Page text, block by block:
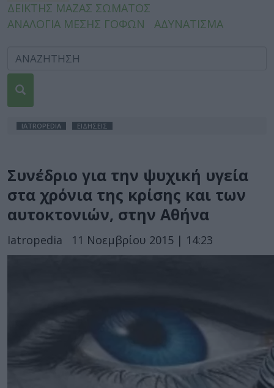
ΔΕΙΚΤΗΣ ΜΑΖΑΣ ΣΩΜΑΤΟΣ
ΑΝΑΛΟΓΙΑ ΜΕΣΗΣ ΓΟΦΩΝ
ΑΔΥΝΑΤΙΣΜΑ
IATROPEDIA ΕΙΔΗΣΕΙΣ
Συνέδριο για την ψυχική υγεία
στα χρόνια της κρίσης και των
αυτοκτονιών, στην Αθήνα
Iatropedia 11 Νοεμβρίου 2015 | 14:23